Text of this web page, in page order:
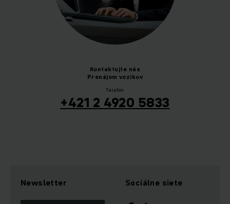
Kontaktujte nás
Prenájom vozíkov
Telefón
+421 2 4920 5833
Newsletter Sociálne siete